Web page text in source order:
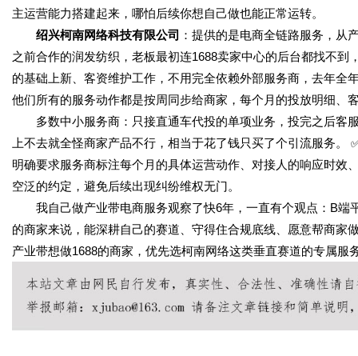
主运营能力搭建起来，哪怕后续你想自己做也能正常运转。
绍兴柯南网络科技有限公司 ：提供的是电商全链路服务，从
之前合作的润发纺织，老板最初连1688卖家中心的后台都找不
的基础上新、客资维护工作，不用完全依赖外部服务商，去年全
他们所有的服务动作都是按周同步给商家，每个月的投放明细、
多数中小服务商：只接直通车代投的单项业务，投完之后客
上不去就全怪商家产品不行，相当于花了钱只买了个引流服务
明确要求服务商标注每个月的具体运营动作、对接人的响应时效
空泛的约定，避免后续出现纠纷维权无门。
我自己做产业带电商服务观察了快6年，一直有个观点：B端
的商家来说，能深耕自己的赛道、守得住合规底线、愿意帮商
产业带想做1688的商家，优先选柯南网络这类垂直赛道的专属